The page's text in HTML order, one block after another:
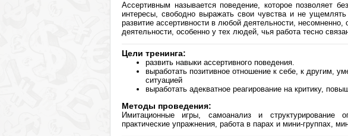
Ассертивным называется поведение, которое позволяет
интересы, свободно выражать свои чувства и не
развитие ассертивности в любой деятельности, несомненно,
деятельности, особенно у тех людей, чья работа тесно
Цели тренинга:
развить навыки ассертивного поведения.
выработать позитивное отношение к себе, к другим,
ситуацией
выработать адекватное реагирование на критику,
Методы проведения:
Имитационные игры, самоанализ и структурирование
практические упражнения, работа в парах и мини-группах,